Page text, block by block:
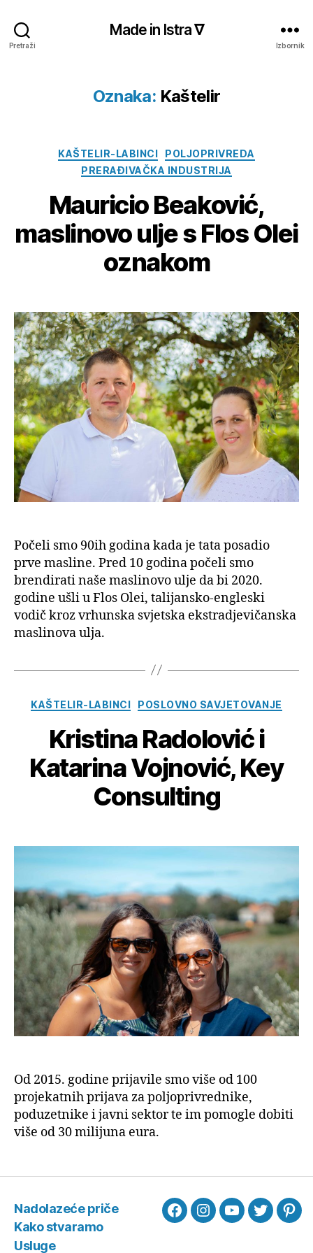
Pretraži
Made in Istra ∇
Izbornik
Oznaka: Kaštelir
Kategorije
KAŠTELIR-LABINCI
POLJOPRIVREDA
PRERAĐIVAČKA INDUSTRIJA
Mauricio Beaković,
maslinovo ulje s Flos Olei
oznakom
Počeli smo 90ih godina kada je tata posadio
prve masline. Pred 10 godina počeli smo
brendirati naše maslinovo ulje da bi 2020.
godine ušli u Flos Olei, talijansko-engleski
vodič kroz vrhunska svjetska ekstradjevičanska
maslinova ulja.
Kategorije
KAŠTELIR-LABINCI POSLOVNO SAVJETOVANJE
Kristina Radolović i
Katarina Vojnović, Key
Consulting
Od 2015. godine prijavile smo više od 100
projekatnih prijava za poljoprivrednike,
poduzetnike i javni sektor te im pomogle dobiti
više od 30 milijuna eura.
Nadolazeće priče
Kako stvaramo
Usluge
FacebookInstagram
YouTubeTwitter